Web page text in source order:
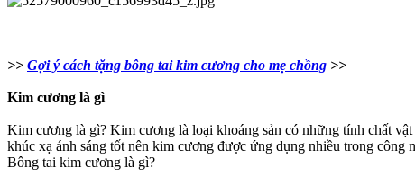
>> Gợi ý cách tặng bông tai kim cương cho mẹ chồng >>
Kim cương là gì
Kim cương là gì? Kim cương là loại khoáng sản có những tính chất
khúc xạ ánh sáng tốt nên kim cương được ứng dụng nhiều trong công
Bông tai kim cương là gì?